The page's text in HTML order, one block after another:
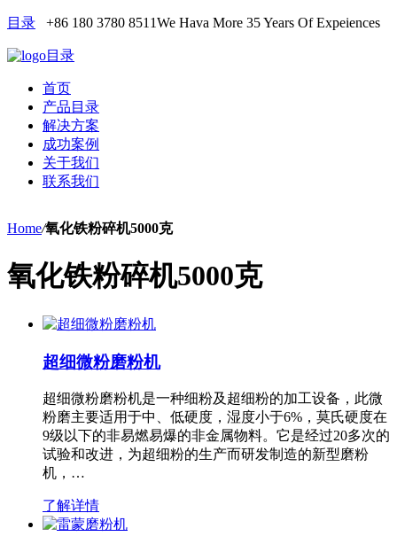
目录 +86 180 3780 8511We Hava More 35 Years Of Expeiences
目录
首页
产品目录
解决方案
成功案例
关于我们
联系我们
Home/氧化铁粉碎机5000克
氧化铁粉碎机5000克
超细微粉磨粉机
超细微粉磨粉机是一种细粉及超细粉的加工设备，此微
粉磨主要适用于中、低硬度，湿度小于6%，莫氏硬度在
9级以下的非易燃易爆的非金属物料。它是经过20多次的
试验和改进，为超细粉的生产而研发制造的新型磨粉
机，…
了解详情